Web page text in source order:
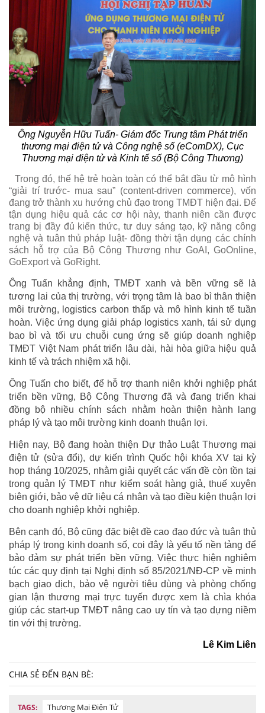
Ông Nguyễn Hữu Tuấn- Giám đốc Trung tâm Phát triển
thương mại điện tử và Công nghệ số (eComDX), Cục
Thương mại điện tử và Kinh tế số (Bộ Công Thương)
Trong đó, thế hệ trẻ hoàn toàn có thể bắt đầu từ mô hình
“giải trí trước- mua sau” (content-driven commerce), vốn
đang trở thành xu hướng chủ đạo trong TMĐT hiện đại. Để
tận dụng hiệu quả các cơ hội này, thanh niên cần được
trang bị đầy đủ kiến thức, tư duy sáng tạo, kỹ năng công
nghệ và tuân thủ pháp luật- đồng thời tận dụng các chính
sách hỗ trợ của Bộ Công Thương như GoAI, GoOnline,
GoExport và GoRight.
Ông Tuấn khẳng định, TMĐT xanh và bền vững sẽ là
tương lai của thị trường, với trọng tâm là bao bì thân thiện
môi trường, logistics carbon thấp và mô hình kinh tế tuần
hoàn. Việc ứng dụng giải pháp logistics xanh, tái sử dụng
bao bì và tối ưu chuỗi cung ứng sẽ giúp doanh nghiệp
TMĐT Việt Nam phát triển lâu dài, hài hòa giữa hiệu quả
kinh tế và trách nhiệm xã hội.
Ông Tuấn cho biết, để hỗ trợ thanh niên khởi nghiệp phát
triển bền vững, Bộ Công Thương đã và đang triển khai
đồng bộ nhiều chính sách nhằm hoàn thiện hành lang
pháp lý và tạo môi trường kinh doanh thuận lợi.
Hiện nay, Bộ đang hoàn thiện Dự thảo Luật Thương mại
điện tử (sửa đổi), dự kiến trình Quốc hội khóa XV tại kỳ
họp tháng 10/2025, nhằm giải quyết các vấn đề còn tồn tại
trong quản lý TMĐT như kiểm soát hàng giả, thuế xuyên
biên giới, bảo vệ dữ liệu cá nhân và tạo điều kiện thuận lợi
cho doanh nghiệp khởi nghiệp.
Bên cạnh đó, Bộ cũng đặc biệt đề cao đạo đức và tuân thủ
pháp lý trong kinh doanh số, coi đây là yếu tố nền tảng để
bảo đảm sự phát triển bền vững. Việc thực hiện nghiêm
túc các quy định tại Nghị định số 85/2021/NĐ-CP về minh
bạch giao dịch, bảo vệ người tiêu dùng và phòng chống
gian lận thương mại trực tuyến được xem là chìa khóa
giúp các start-up TMĐT nâng cao uy tín và tạo dựng niềm
tin với thị trường.
Lê Kim Liên
CHIA SẺ ĐẾN BẠN BÈ:
TAGS:
Thương Mại Điện Tử